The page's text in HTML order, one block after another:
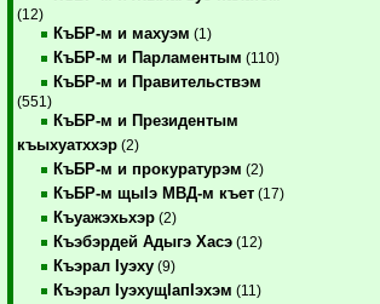
(12)
КъБР-м и махуэм (1)
КъБР-м и Парламентым (110)
КъБР-м и Правительствэм
(551)
КъБР-м и Президентым
къыхуатххэр (2)
КъБР-м и прокуратурэм (2)
КъБР-м щыIэ МВД-м къет (17)
Къуажэхьхэр (2)
Къэбэрдей Адыгэ Хасэ (12)
Къэрал Iуэху (9)
Къэрал IуэхущIапIэхэм (11)